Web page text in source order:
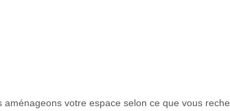
votre espace selon ce que vous